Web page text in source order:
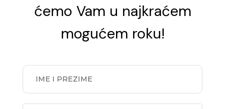
ćemo Vam u najkraćem
mogućem roku!